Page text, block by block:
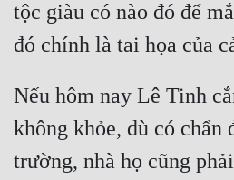
Nữ Cường
Nữ Phụ
Phương Tây
Phản Phái
tộc giàu có nào đó để
Nếu hôm nay Lê Tinh
không khỏe, dù có chẩn
trường, nhà họ cũng